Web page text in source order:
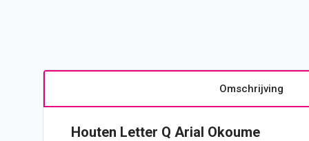
Omschrijving
Houten Letter Q Arial Okoume